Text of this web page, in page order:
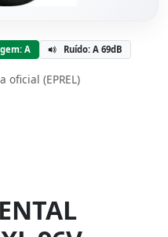
A Ruído: A 69dB
oficial (EPREL)